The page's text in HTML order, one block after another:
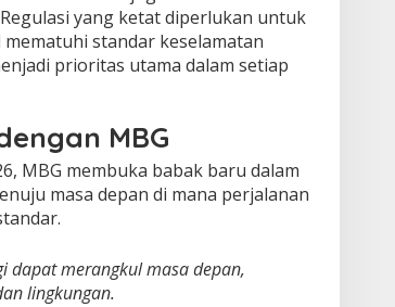
yang ketat diperlukan untuk
standar keselamatan
prioritas utama dalam setiap
MBG
MBG membuka babak baru dalam
masa depan di mana perjalanan
dapat merangkul masa depan,
lingkungan.